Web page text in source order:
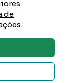
Tire Aqui
de